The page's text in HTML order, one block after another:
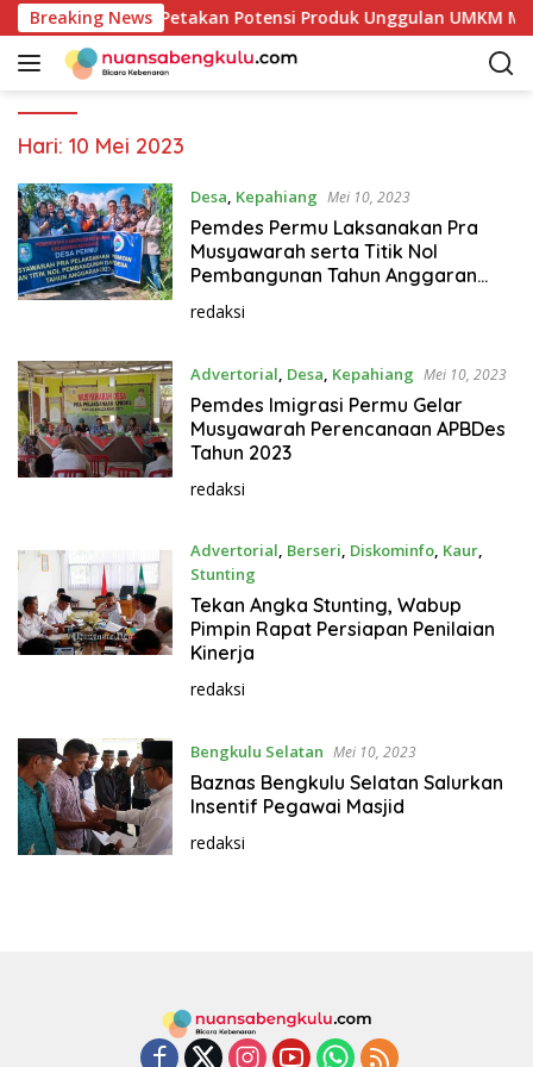
a
Breaking News
Kaur Mulai Petakan Potensi Produk Unggulan UMKM
Hari: 10 Mei 2023
Desa, Kepahiang Mei 10, 2023
Pemdes Permu Laksanakan Pra
Musyawarah serta Titik Nol
Pembangunan Tahun Anggaran
2023
redaksi
Advertorial, Desa, Kepahiang Mei 10, 2023
Pemdes Imigrasi Permu Gelar
Musyawarah Perencanaan APBDes
Tahun 2023
redaksi
Advertorial, Berseri, Diskominfo, Kaur,
Stunting
Mei 10, 2023
Tekan Angka Stunting, Wabup
Pimpin Rapat Persiapan Penilaian
Kinerja
redaksi
Bengkulu Selatan Mei 10, 2023
Baznas Bengkulu Selatan Salurkan
Insentif Pegawai Masjid
redaksi